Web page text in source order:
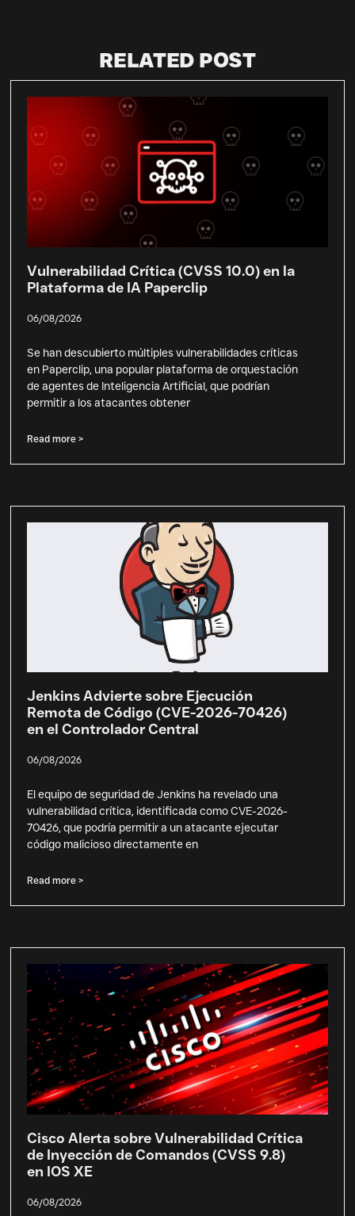
RELATED POST
Vulnerabilidad Crítica (CVSS 10.0) en la
Plataforma de IA Paperclip
06/08/2026
Se han descubierto múltiples vulnerabilidades críticas
en Paperclip, una popular plataforma de orquestación
de agentes de Inteligencia Artificial, que podrían
permitir a los atacantes obtener
Read more >
Jenkins Advierte sobre Ejecución
Remota de Código (CVE-2026-70426)
en el Controlador Central
06/08/2026
El equipo de seguridad de Jenkins ha revelado una
vulnerabilidad crítica, identificada como CVE-2026-
70426, que podría permitir a un atacante ejecutar
código malicioso directamente en
Read more >
Cisco Alerta sobre Vulnerabilidad Crítica
de Inyección de Comandos (CVSS 9.8)
en IOS XE
06/08/2026